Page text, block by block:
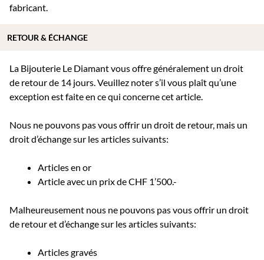
fabricant.
La Bijouterie Le Diamant vous offre généralement un droit
de retour de 14 jours. Veuillez noter s’il vous plaît qu’une
exception est faite en ce qui concerne cet article.
Nous ne pouvons pas vous offrir un droit de retour, mais un
droit d’échange sur les articles suivants:
Articles en or
Article avec un prix de CHF 1’500.-
Malheureusement nous ne pouvons pas vous offrir un droit
de retour et d’échange sur les articles suivants:
Articles gravés
RETOUR & ÉCHANGE